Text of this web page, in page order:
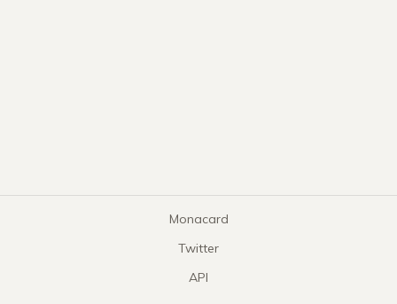
Monacard
Twitter
API